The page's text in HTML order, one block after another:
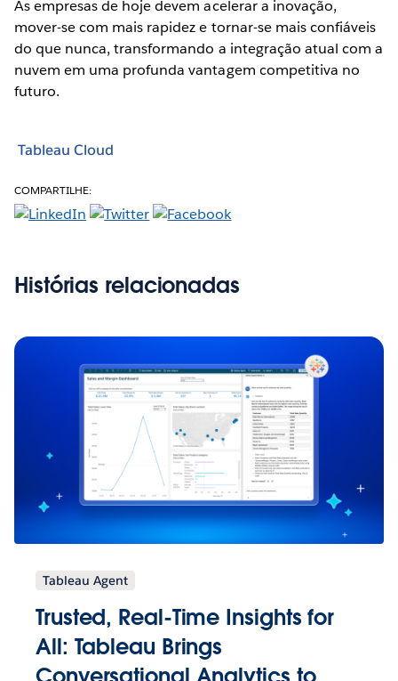
As empresas de hoje devem acelerar a inovação,
mover-se com mais rapidez e tornar-se mais confiáveis
do que nunca, transformando a integração atual com a
nuvem em uma profunda vantagem competitiva no
futuro.
Tableau Cloud
COMPARTILHE:
Histórias relacionadas
Tableau Agent
Trusted, Real-Time Insights for
All: Tableau Brings